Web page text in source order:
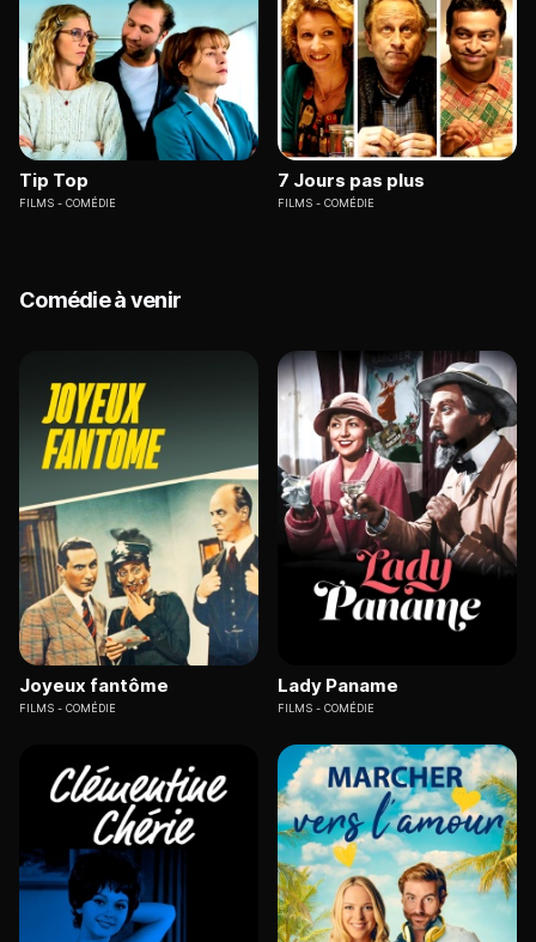
Tip Top
FILMS COMÉDIE
7 Jours pas plus
FILMS COMÉDIE
Comédie à venir
Joyeux fantôme
FILMS COMÉDIE
Lady Paname
FILMS COMÉDIE